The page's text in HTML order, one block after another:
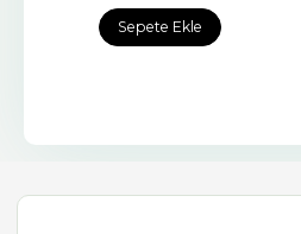
Sepete Ekle